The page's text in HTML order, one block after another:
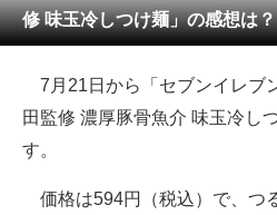
メディア
注目記事を集めた総合ページ
ITの今と未来を見通す
修 味玉冷しつけ麺」の感想は？
7月21日から「セブンイレブ
田監修 濃厚豚骨魚介 味玉冷し
す。
価格は594円（税込）で、つ